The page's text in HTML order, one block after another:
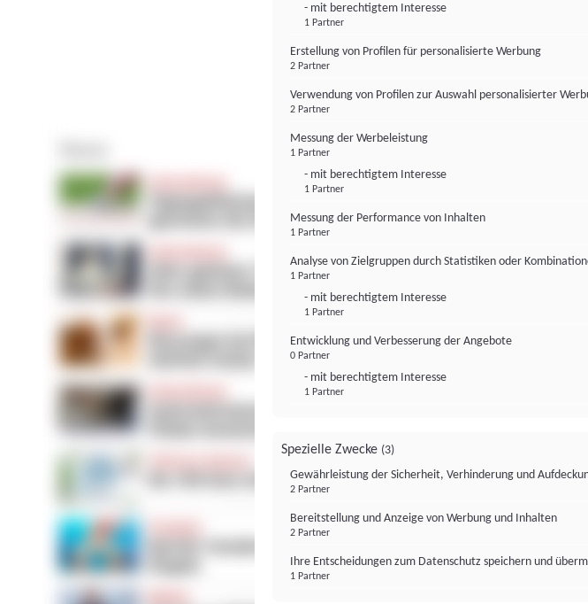
- mit berechtigtem Interesse
1 Partner
Erstellung von Profilen für personalisierte Werbung
2 Partner
Verwendung von Profilen zur Auswahl personalisierter
2 Partner
Messung der Werbeleistung
1 Partner
- mit berechtigtem Interesse
1 Partner
Messung der Performance von Inhalten
1 Partner
Analyse von Zielgruppen durch Statistiken oder
1 Partner
- mit berechtigtem Interesse
1 Partner
Entwicklung und Verbesserung der Angebote
0 Partner
- mit berechtigtem Interesse
1 Partner
Spezielle Zwecke (3)
Gewährleistung der Sicherheit, Verhinderung und
2 Partner
Bereitstellung und Anzeige von Werbung und Inhalten
2 Partner
Ihre Entscheidungen zum Datenschutz speichern und
1 Partner